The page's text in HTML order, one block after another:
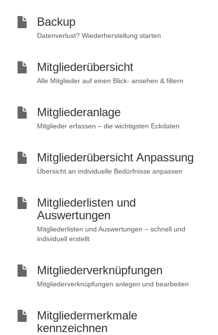
Backup
Datenverlust? Wiederherstellung starten
Mitgliederübersicht
Alle Mitglieder auf einen Blick- ansehen & filtern
Mitgliederanlage
Mitglieder erfassen – die wichtigsten Eckdaten
Mitgliederübersicht Anpassung
Übersicht an individuelle Bedürfnisse anpassen
Mitgliederlisten und
Auswertungen
Mitgliederlisten und Auswertungen – schnell und
individuell erstellt
Mitgliederverknüpfungen
Mitgliederverknüpfungen anlegen und bearbeiten
Mitgliedermerkmale
kennzeichnen